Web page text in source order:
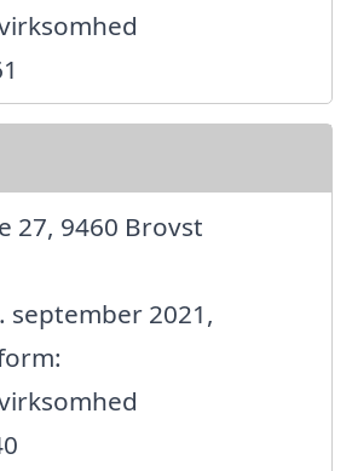
27, 9460 Brovst
september 2021,